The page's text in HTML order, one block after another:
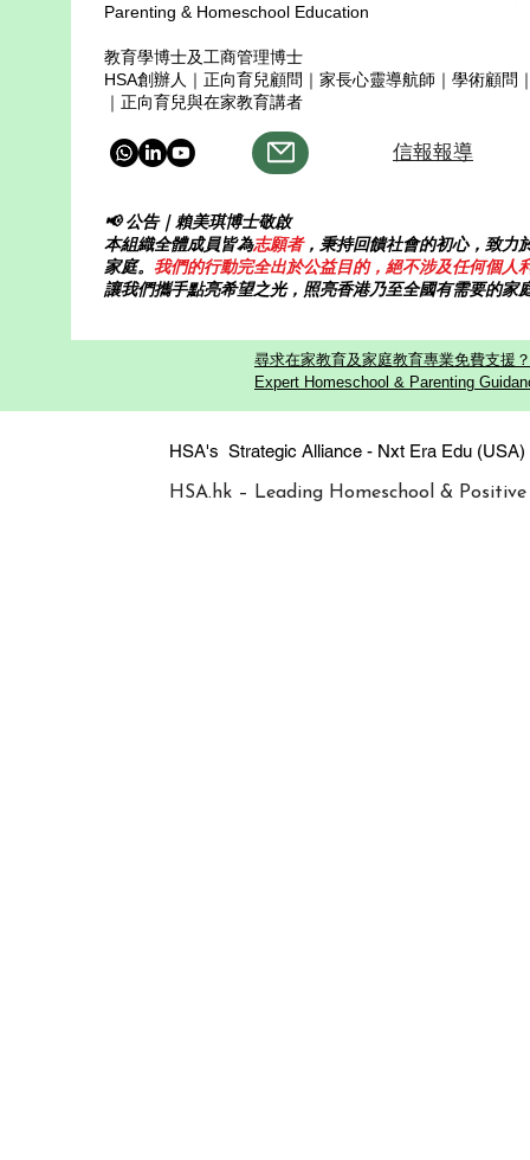
Parenting & Homeschool Education
教育學博士及工商管理博士
HSA創辦人｜正向育兒顧問｜家長心靈導航師｜學術顧問
｜正向育兒與在家教育講者
信報報導
📢 公告｜賴美琪博士敬啟
本組織全體成員皆為志願者，秉持回饋社會的初心，致力
家庭。 我們的行動完全出於公益目的，絕不涉及任何個人
讓我們攜手點亮希望之光，照亮香港乃至全國有需要的家
尋求在家教育及家庭教育專業免費支援
Expert Homeschool & Parenting
HSA's Strategic Alliance - Nxt Era Edu
HSA.hk – Leading Homeschool &